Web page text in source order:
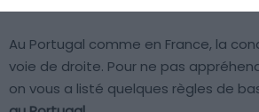
Au Portugal comme en France, la
voie de droite. Pour ne pas
on vous a listé quelques règles de